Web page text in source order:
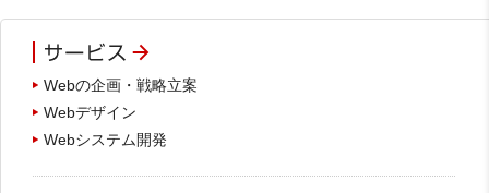
Webの企画・戦略立案
Webデザイン
Webシステム開発